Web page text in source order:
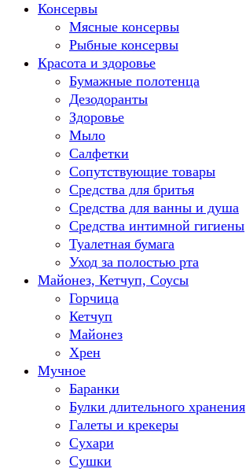
Консервы
Мясные консервы
Рыбные консервы
Красота и здоровье
Бумажные полотенца
Дезодоранты
Здоровье
Мыло
Салфетки
Сопутствующие товары
Средства для бритья
Средства для ванны и душа
Средства интимной гигиены
Туалетная бумага
Уход за полостью рта
Майонез, Кетчуп, Соусы
Горчица
Кетчуп
Майонез
Хрен
Мучное
Баранки
Булки длительного хранения
Галеты и крекеры
Сухари
Сушки